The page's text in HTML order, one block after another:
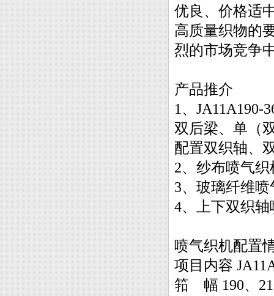
优良、价格适
高质量织物的
烈的市场竞争
产品推介
1、JA11A190-
双后梁、单（
配置双织轴、
2、纱布喷气织
3、玻璃纤维喷
4、上下双织
喷气织机配置
项目内容
筘 幅 190、